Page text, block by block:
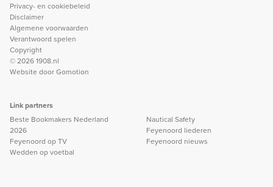
Privacy- en cookiebeleid
Disclaimer
Algemene voorwaarden
Verantwoord spelen
Copyright
© 2026 1908.nl
Website doorGomotion
Link partners
Beste Bookmakers Nederland
2026
Feyenoord op TV
Wedden op voetbal
Nautical Safety
Feyenoord liederen
Feyenoord nieuws